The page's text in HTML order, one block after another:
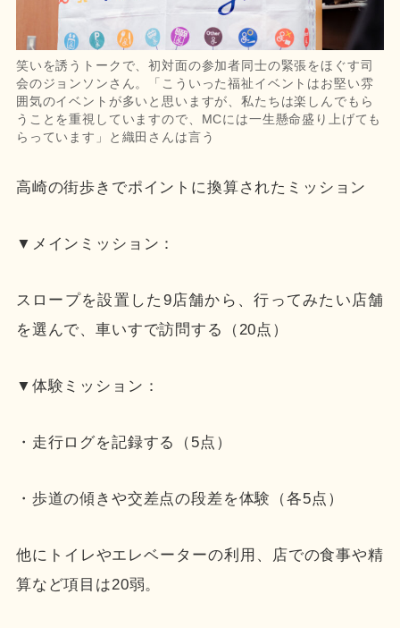
笑いを誘うトークで、初対面の参加者同士の緊張をほぐす司
会のジョンソンさん。「こういった福祉イベントはお堅い雰
囲気のイベントが多いと思いますが、私たちは楽しんでもら
うことを重視していますので、MCには一生懸命盛り上げても
らっています」と織田さんは言う
高崎の街歩きでポイントに換算されたミッション
▼メインミッション：
スロープを設置した9店舗から、行ってみたい店舗
を選んで、車いすで訪問する（20点）
▼体験ミッション：
・走行ログを記録する（5点）
・歩道の傾きや交差点の段差を体験（各5点）
他にトイレやエレベーターの利用、店での食事や精
算など項目は20弱。